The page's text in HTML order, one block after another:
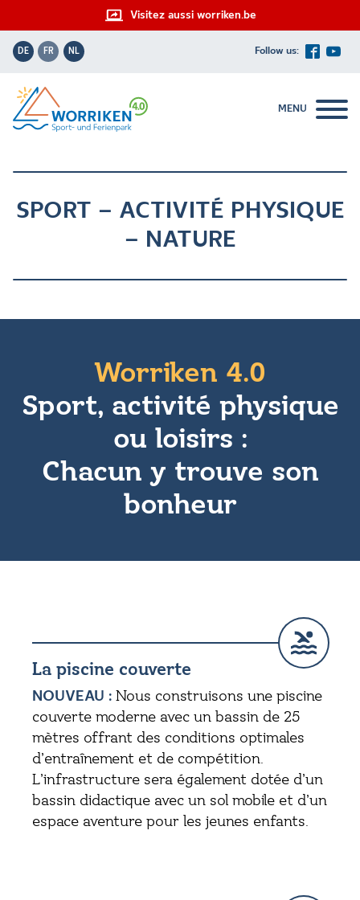
DE FR NL
Visitez aussi worriken.be
MENU
SPORT – ACTIVITÉ PHYSIQUE
– NATURE
Worriken 4.0
Sport, activité physique
ou loisirs :
Chacun y trouve son
bonheur
La piscine couverte
NOUVEAU : Nous construisons une piscine
couverte moderne avec un bassin de 25
mètres offrant des conditions optimales
d’entraînement et de compétition.
L’infrastructure sera également dotée d’un
bassin didactique avec un sol mobile et d’un
espace aventure pour les jeunes enfants.